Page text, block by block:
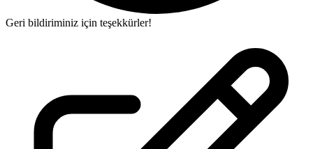
Geri bildiriminiz için teşekkürler!